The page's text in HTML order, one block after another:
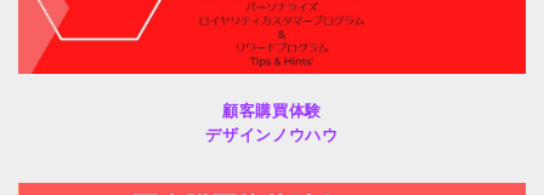
顧客購買体験
デザインノウハウ